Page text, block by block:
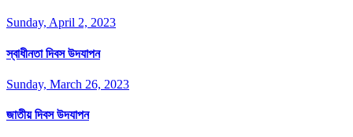
Sunday, April 2, 2023
স্বাধীনতা দিবস উদযাপন
Sunday, March 26, 2023
জাতীয় দিবস উদযাপন